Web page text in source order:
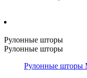
Рулонные шторы
Рулонные шторы
Рулонные шторы